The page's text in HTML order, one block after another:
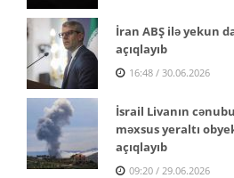
İran ABŞ ilə yekun
açıqlayıb
16:48 / 30.06.2026
İsrail Livanın
məxsus yeraltı
açıqlayıb
09:20 / 29.06.2026